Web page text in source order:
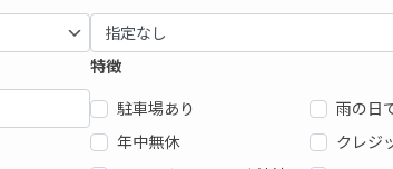
特徴
駐車場あり
雨の日
年中無休
クレジ